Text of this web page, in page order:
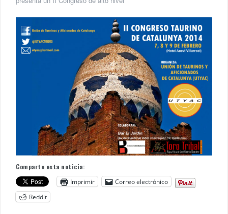
Comparte esta noticia:
Imprimir
Correo electrónico
Reddit